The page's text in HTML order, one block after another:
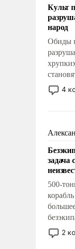
Культ
народ
Обиды
4
задача
500-
стало
2